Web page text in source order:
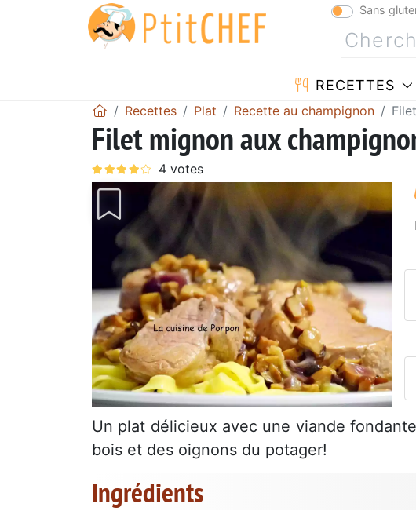
Sans
RECETTES
Recettes Plat Recette au champignon
Filet mignon aux
Un plat délicieux avec une viande
bois et des oignons du potager!
Ingrédients